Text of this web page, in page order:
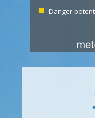
Danger